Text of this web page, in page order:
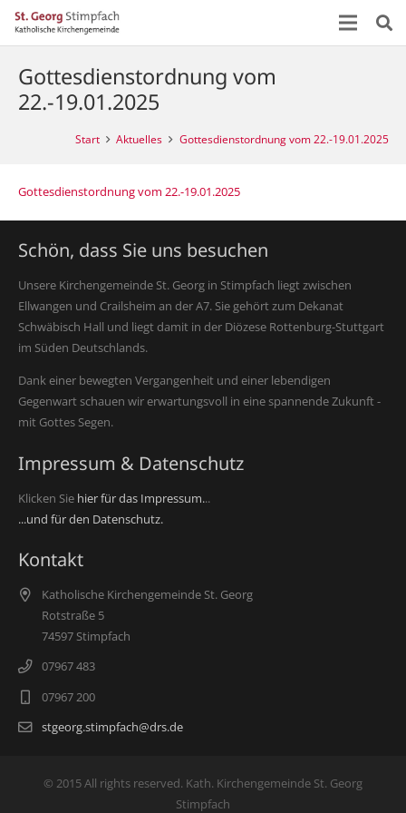
Gottesdienstordnung vom
22.-19.01.2025
Start Aktuelles Gottesdienstordnung vom 22.-19.01.2025
Gottesdienstordnung vom 22.-19.01.2025
Schön, dass Sie uns besuchen
Unsere Kirchengemeinde St. Georg in Stimpfach liegt zwischen
Ellwangen und Crailsheim an der A7. Sie gehört zum Dekanat
Schwäbisch Hall und liegt damit in der Diözese Rottenburg-Stuttgart
im Süden Deutschlands.
Dank einer bewegten Vergangenheit und einer lebendigen
Gegenwart schauen wir erwartungsvoll in eine spannende Zukunft -
mit Gottes Segen.
Impressum & Datenschutz
Klicken Sie hier für das Impressum...
...und für den Datenschutz.
Kontakt
Katholische Kirchengemeinde St. Georg
Rotstraße 5
74597 Stimpfach
07967 483
07967 200
stgeorg.stimpfach@drs.de
© 2015 All rights reserved. Kath. Kirchengemeinde St. Georg
Stimpfach